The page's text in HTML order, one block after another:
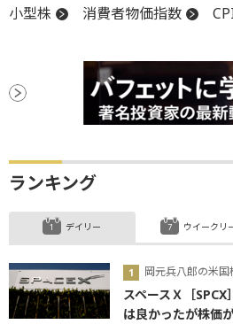
小型株
消費者物価指数
ランキング
デイリー
岡元兵八郎の米
スペースＸ［
は良かったが株価
ウイークリ